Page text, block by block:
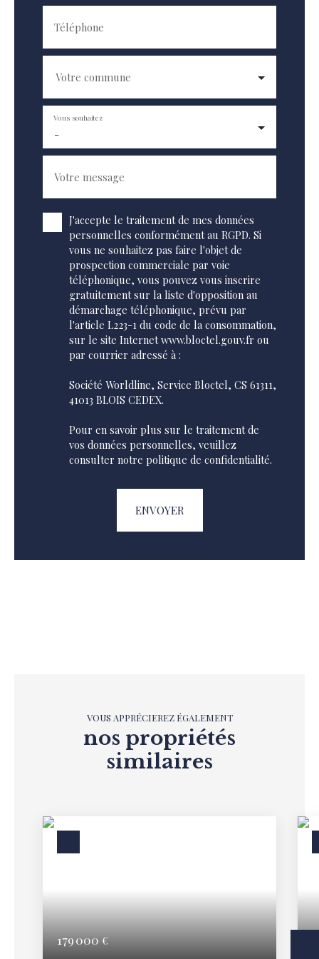
Téléphone
Votre commune
-
Vous souhaitez
Votre message
J'accepte le traitement de mes données
personnelles conformément au RGPD. Si
vous ne souhaitez pas faire l'objet de
prospection commerciale par voie
téléphonique, vous pouvez vous inscrire
gratuitement sur la liste d'opposition au
démarchage téléphonique, prévu par
l'article L223-1 du code de la consommation,
sur le site Internet www.bloctel.gouv.fr ou
par courrier adressé à :
Société Worldline, Service Bloctel, CS 61311,
41013 BLOIS CEDEX.
Pour en savoir plus sur le traitement de
vos données personnelles, veuillez
consulter notre politique de confidentialité.
ENVOYER
VOUS APPRÉCIEREZ ÉGALEMENT
nos propriétés
similaires
179 000€